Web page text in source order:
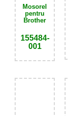
Mosorel
pentru
Brother
155484-
001